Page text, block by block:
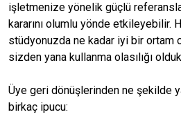
işletmenize yönelik güçlü
kararını olumlu yönde etkileyebilir.
stüdyonuzda ne kadar iyi bir ortam
sizden yana kullanma olasılığı
Üye geri dönüşlerinden ne şekilde
birkaç ipucu: